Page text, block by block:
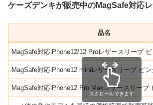
ケーズデンキが販売中のMagSafe対応
品名
MagSafe対応iPhone12/12 Proレザースリーブ
MagSafe対応iPhone12 miniレザースリーブ ピ
MagSafe対応iPhone12 Pro Maxレザースリーブ
スクロールできます